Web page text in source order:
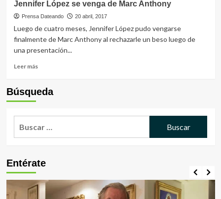
de
música
latina
niños”
De
Grazia:
Reynaldo
Armas,
de
Jennifer López se venga de Marc Anthony
Prensa Dateando 20 abril, 2017
Luego de cuatro meses, Jennifer López pudo vengarse
finalmente de Marc Anthony al rechazarle un beso luego de
una presentación...
Leer másLeer
Jennifer
de
Marc
Búsqueda
Entérate